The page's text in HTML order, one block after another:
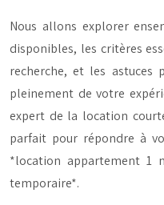
Nous allons explorer
disponibles, les critères
recherche, et les
pleinement de votre
expert de la location
parfait pour répondre à
*location appartement 1
temporaire*.